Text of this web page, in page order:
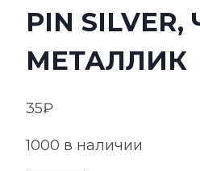
PIN
МЕТАЛЛИК
35₽
1000 в наличии